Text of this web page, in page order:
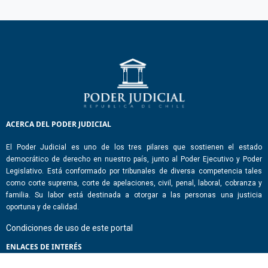
ACERCA DEL PODER JUDICIAL
El Poder Judicial es uno de los tres pilares que sostienen el estado
democrático de derecho en nuestro país, junto al Poder Ejecutivo y Poder
Legislativo. Está conformado por tribunales de diversa competencia tales
como corte suprema, corte de apelaciones, civil, penal, laboral, cobranza y
familia. Su labor está destinada a otorgar a las personas una justicia
oportuna y de calidad.
Condiciones de uso de este portal
ENLACES DE INTERÉS